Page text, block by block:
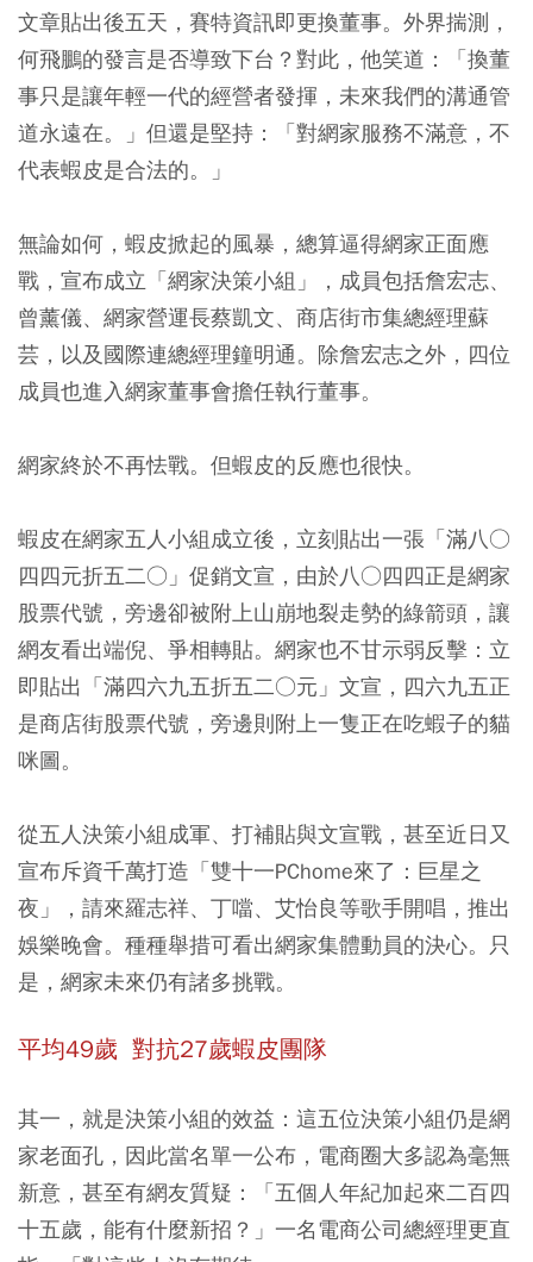
文章貼出後五天，賽特資訊即更換董事。外界揣測，
何飛鵬的發言是否導致下台？對此，他笑道：「換董
事只是讓年輕一代的經營者發揮，未來我們的溝通管
道永遠在。」但還是堅持：「對網家服務不滿意，不
代表蝦皮是合法的。」
無論如何，蝦皮掀起的風暴，總算逼得網家正面應
戰，宣布成立「網家決策小組」，成員包括詹宏志、
曾薰儀、網家營運長蔡凱文、商店街市集總經理蘇
芸，以及國際連總經理鐘明通。除詹宏志之外，四位
成員也進入網家董事會擔任執行董事。
網家終於不再怯戰。但蝦皮的反應也很快。
蝦皮在網家五人小組成立後，立刻貼出一張「滿八○
四四元折五二○」促銷文宣，由於八○四四正是網家
股票代號，旁邊卻被附上山崩地裂走勢的綠箭頭，讓
網友看出端倪、爭相轉貼。網家也不甘示弱反擊：立
即貼出「滿四六九五折五二○元」文宣，四六九五正
是商店街股票代號，旁邊則附上一隻正在吃蝦子的貓
咪圖。
從五人決策小組成軍、打補貼與文宣戰，甚至近日又
宣布斥資千萬打造「雙十一PChome來了：巨星之
夜」，請來羅志祥、丁噹、艾怡良等歌手開唱，推出
娛樂晚會。種種舉措可看出網家集體動員的決心。只
是，網家未來仍有諸多挑戰。
平均49歲 對抗27歲蝦皮團隊
其一，就是決策小組的效益：這五位決策小組仍是網
家老面孔，因此當名單一公布，電商圈大多認為毫無
新意，甚至有網友質疑：「五個人年紀加起來二百四
十五歲，能有什麼新招？」一名電商公司總經理更直